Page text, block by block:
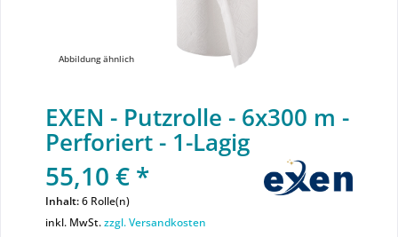
Abbildung ähnlich
EXEN - Putzrolle - 6x300 m -
Perforiert - 1-Lagig
55,10 € *
Inhalt:6 Rolle(n)
inkl. MwSt.zzgl. Versandkosten